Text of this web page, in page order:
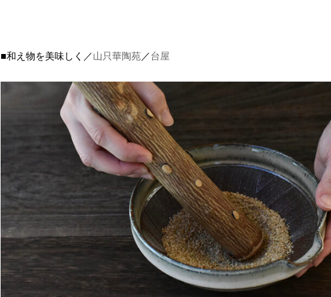
■和え物を美味しく ／山只華陶苑／台屋